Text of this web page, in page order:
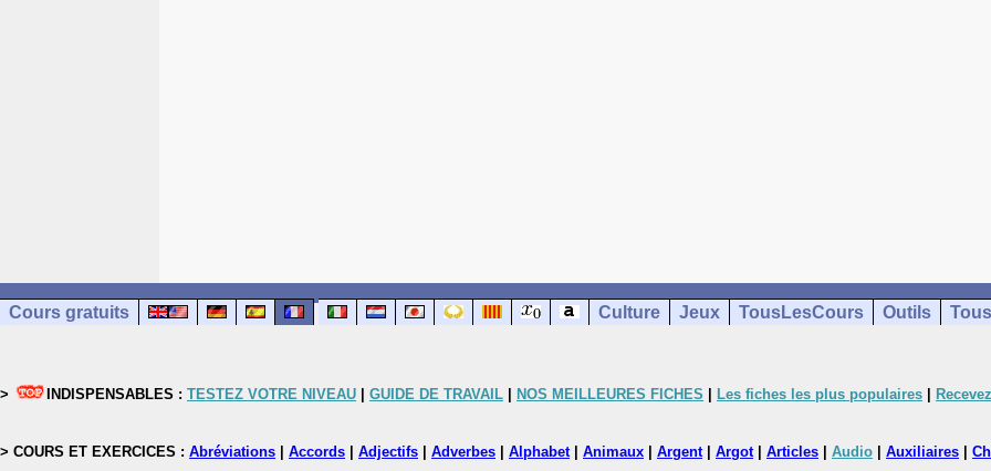
Cours gratuits Culture Jeux TousLesCours Outils
> INDISPENSABLES : TESTEZ VOTRE NIVEAU GUIDE DE TRAVAIL NOS MEILLEURES FICHES Les fiches les plus populaires
> COURS ET EXERCICES : Abréviations Accords Adjectifs Adverbes Alphabet| Animaux Argent| Argot| Articles Audio Auxiliaires